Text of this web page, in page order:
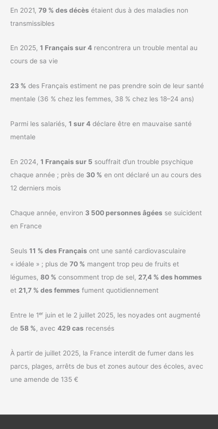
En 2021,79 % des décès étaient dus à des maladies non
transmissibles
En 2025,1 Français sur 4 rencontrera un trouble mental au
cours de sa vie
23 % des Français estiment ne pas prendre soin de leur santé
mentale (36 % chez les femmes, 38 % chez les 18–24 ans)
Parmi les salariés,1 sur 4 déclare être en mauvaise santé
mentale
En 2024,1 Français sur 5 souffrait d’un trouble psychique
chaque année ; près de 30 % en ont déclaré un au cours des
12 derniers mois
Chaque année, environ 3 500 personnes âgées se suicident
en France
Seuls11 % des Français ont une santé cardiovasculaire
« idéale » ; plus de70 % mangent trop peu de fruits et
légumes,80 % consomment trop de sel, 27,4 % des hommes
et 21,7 % des femmes fument quotidiennement
Entre le 1ᵉʳ juin et le 2 juillet 2025, les noyades ont augmenté
de 58 %, avec429 cas recensés
À partir de juillet 2025, la France interdit de fumer dans les
parcs, plages, arrêts de bus et zones autour des écoles, avec
une amende de 135 €